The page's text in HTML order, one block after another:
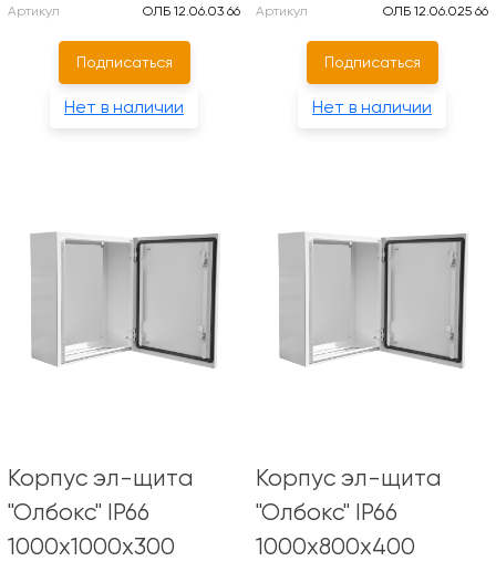
Артикул
ОЛБ 12.06.03 66
Подписаться
Нет в наличии
Артикул
ОЛБ 12.06.025 66
Подписаться
Нет в наличии
Корпус эл-щита
"Олбокс" IP66
1000х1000х300
Корпус эл-щита
"Олбокс" IP66
1000х800х400